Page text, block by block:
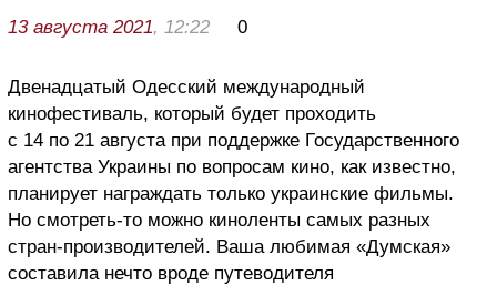
13 августа 2021, 12:22 0
Двенадцатый Одесский международный
кинофестиваль, который будет проходить
с 14 по 21 августа при поддержке Государственного
агентства Украины по вопросам кино, как известно,
планирует награждать только украинские фильмы.
Но смотреть-то можно киноленты самых разных
стран-производителей. Ваша любимая «Думская»
составила нечто вроде путеводителя